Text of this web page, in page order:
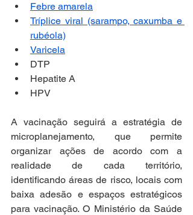
Febre amarela
Tríplice viral (sarampo, caxumba e
rubéola)
Varicela
DTP
Hepatite A
HPV
A vacinação seguirá a estratégia de
microplanejamento, que permite
organizar ações de acordo com a
realidade de cada território,
identificando áreas de risco, locais com
baixa adesão e espaços estratégicos
para vacinação. O Ministério da Saúde